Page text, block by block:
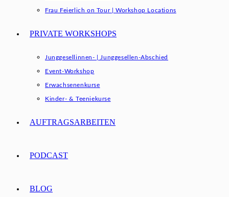
Frau Feierlich on Tour | Workshop Locations
PRIVATE WORKSHOPS
Junggesellinnen- | Junggesellen-Abschied
Event-Workshop
Erwachsenenkurse
Kinder- & Teeniekurse
AUFTRAGSARBEITEN
PODCAST
BLOG